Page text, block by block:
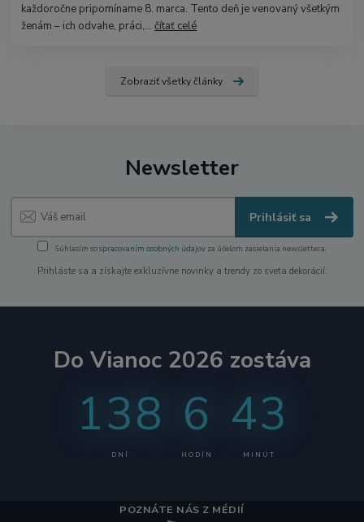
každoročne pripomíname 8. marca. Tento deň je venovaný všetkým
ženám – ich odvahe, práci,...čítať celé
Zobraziť všetky články
Newsletter
Prihlásiť sa
Súhlasím sospracovaním osobných údajov za účelom zasielania newslettera.
Prihláste sa a získajte exkluzívne novinky a trendy zo sveta dekorácií.
Do Vianoc 2026 zostáva
138
DNÍ
6
HODÍN
43
MINÚT
POZNÁTE NÁS Z MÉDIÍ